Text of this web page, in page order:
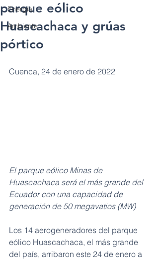
Energía
Ambiente
parque eólico
Huascachaca y grúas
pórtico
Cuenca, 24 de enero de 2022
El parque eólico Minas de
Huascachaca será el más grande del
Ecuador con una capacidad de
generación de 50 megavatios (MW)
Los 14 aerogeneradores del parque
eólico Huascachaca, el más grande
del país, arribaron este 24 de enero a